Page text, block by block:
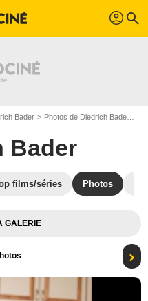
profil search
Bader Photos de Diedrich Bader
Bader
films/séries Photos
GALERIE